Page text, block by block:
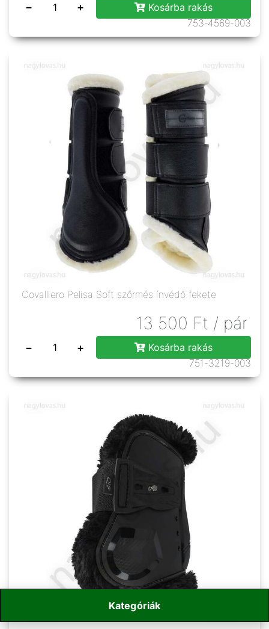
Kategóriák
− +
Kosárba rakás
753-4569-003
Covalliero Pelisa Soft szőrmés ínvédő fekete
13 500 Ft / pár
− +
Kosárba rakás
751-3219-003